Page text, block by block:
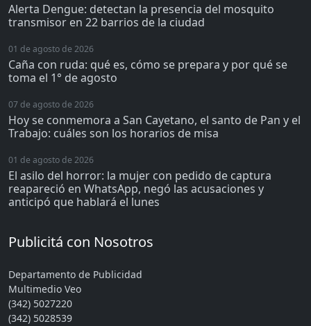
Alerta Dengue: detectan la presencia del mosquito
transmisor en 22 barrios de la ciudad
01 de agosto de 2026
Caña con ruda: qué es, cómo se prepara y por qué se
toma el 1° de agosto
07 de agosto de 2026
Hoy se conmemora a San Cayetano, el santo de Pan y el
Trabajo: cuáles son los horarios de misa
01 de agosto de 2026
El asilo del horror: la mujer con pedido de captura
reapareció en WhatsApp, negó las acusaciones y
anticipó que hablará el lunes
Publicitá con Nosotros
Departamento de Publicidad
Multimedio Veo
(342) 5027220
(342) 5028539